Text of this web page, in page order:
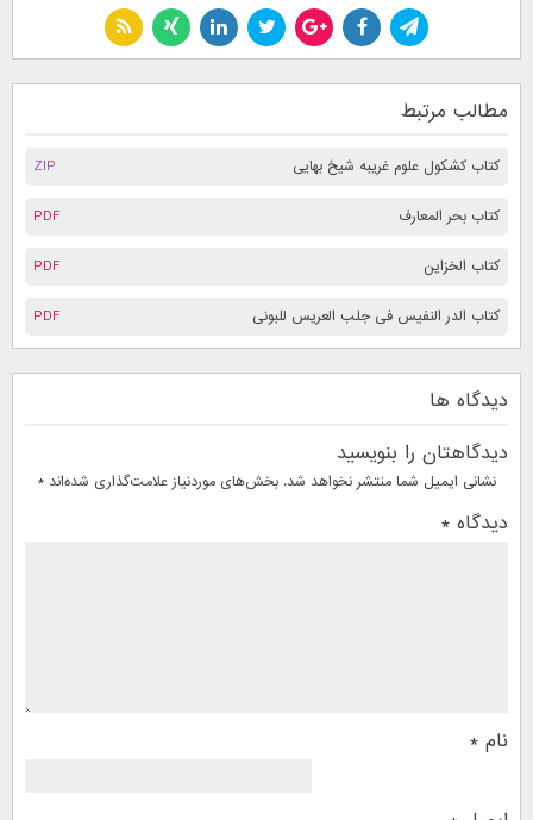
مطالب مرتبط
ZIP کتاب کشکول علوم غریبه شیخ بهایی
PDF کتاب بحر المعارف
PDF کتاب الخزاین
PDF کتاب الدر النفيس فى جلب العريس للبونى
دیدگاه ها
دیدگاهتان را بنویسید
نشانی ایمیل شما منتشر نخواهد شد. بخش‌های موردنیاز علامت‌گذاری شده‌اند*
دیدگاه *
نام *